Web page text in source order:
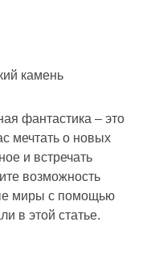
камень
фантастика – это
мечтать о новых
и встречать
возможность
миры с помощью
в этой статье.